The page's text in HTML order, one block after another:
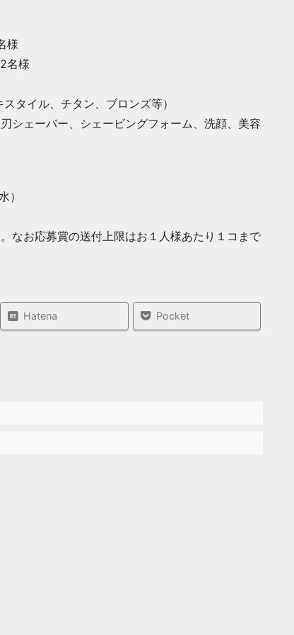
様
名様
タイル、チタン、ブロンズ等）
シェーバー、シェービングフォーム、洗顔、美容
）
なお応募賞の送付上限はお１人様あたり１コまで
Hatena Pocket